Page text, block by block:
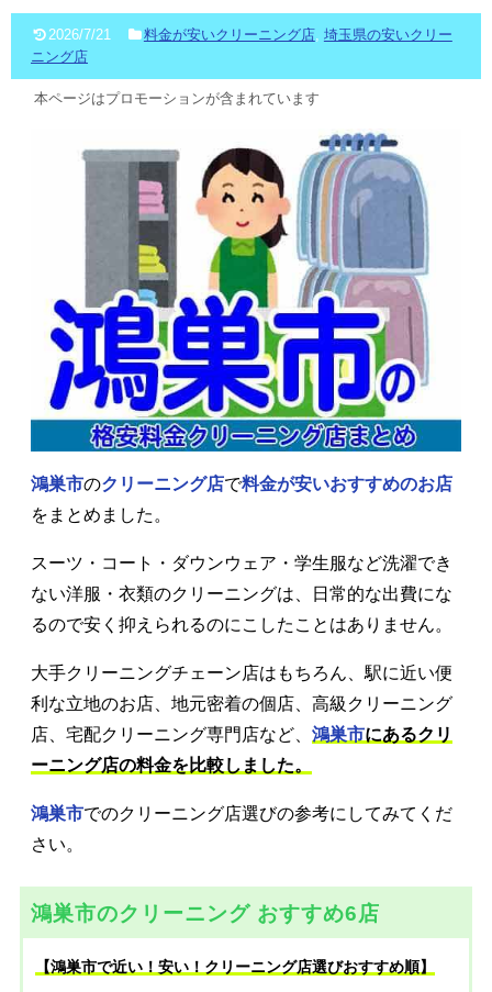
2026/7/21 料金が安いクリーニング店, 埼玉県の安いクリー
ニング店
本ページはプロモーションが含まれています
鴻巣市のクリーニング店で料金が安いおすすめのお店
をまとめました。
スーツ・コート・ダウンウェア・学生服など洗濯でき
ない洋服・衣類のクリーニングは、日常的な出費にな
るので安く抑えられるのにこしたことはありません。
大手クリーニングチェーン店はもちろん、駅に近い便
利な立地のお店、地元密着の個店、高級クリーニング
店、宅配クリーニング専門店など、 鴻巣市にあるクリ
ーニング店の料金を比較しました。
鴻巣市でのクリーニング店選びの参考にしてみてくだ
さい。
鴻巣市のクリーニング おすすめ6店
【鴻巣市で近い！安い！クリーニング店選びおすすめ順】